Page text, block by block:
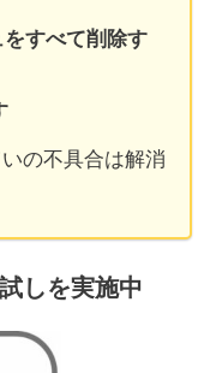
すべて削除す
の不具合は解消
しを実施中